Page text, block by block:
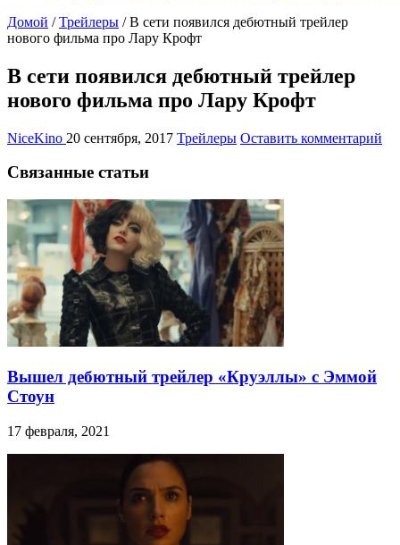
Домой / Трейлеры / В сети появился дебютный трейлер
нового фильма про Лару Крофт
В сети появился дебютный трейлер
нового фильма про Лару Крофт
NiceKino 20 сентября, 2017 Трейлеры Оставить комментарий
Связанные статьи
Вышел дебютный трейлер «Круэллы» с Эммой
Стоун
17 февраля, 2021